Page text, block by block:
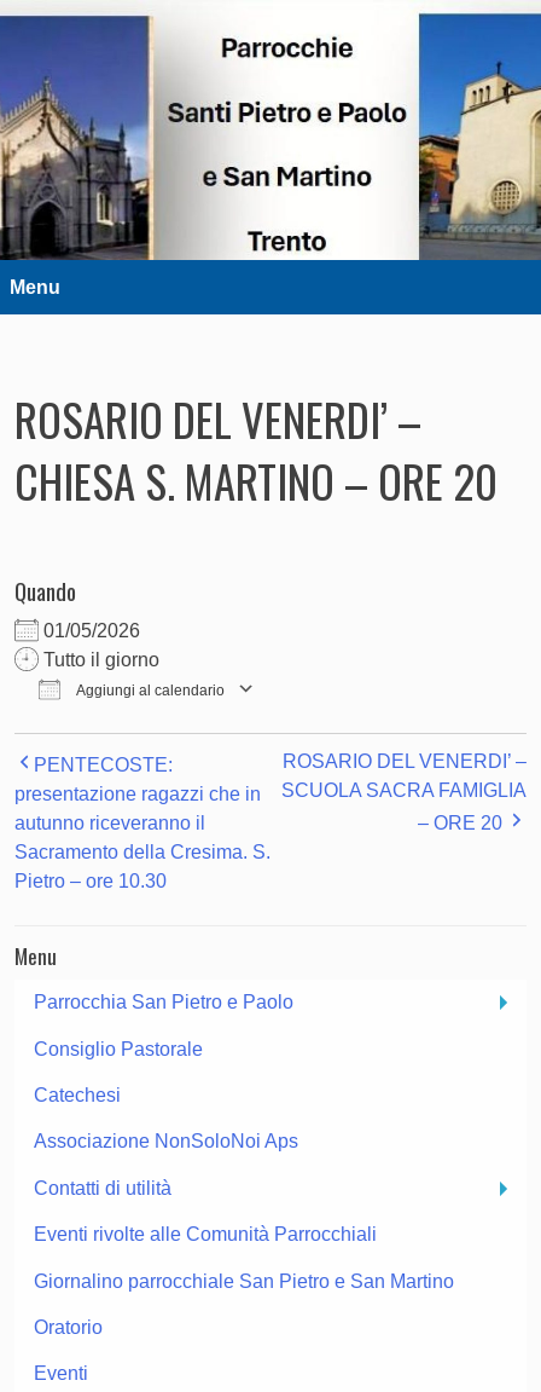
Parrocchie Santi Pietro e Paolo e
San Martino – Trento
DIOCESI DI TRENTO
Menu
ROSARIO DEL VENERDI’ –
CHIESA S. MARTINO – ORE 20
Quando
01/05/2026
Tutto il giorno
Aggiungi al calendario
PENTECOSTE:
presentazione ragazzi che in
autunno riceveranno il
Sacramento della Cresima. S.
Pietro – ore 10.30
ROSARIO DEL VENERDI’ –
SCUOLA SACRA FAMIGLIA
– ORE 20
Menu
Parrocchia San Pietro e Paolo
Consiglio Pastorale
Catechesi
Associazione NonSoloNoi Aps
Contatti di utilità
Eventi rivolte alle Comunità Parrocchiali
Giornalino parrocchiale San Pietro e San Martino
Oratorio
Eventi